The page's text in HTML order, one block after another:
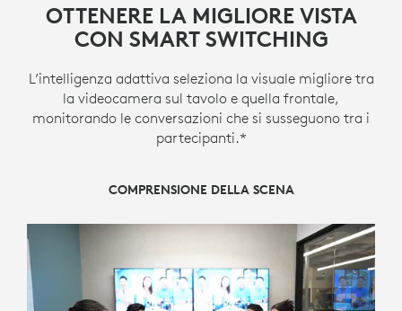
COMPRENSIONE DELLA SCENA
DIRETTORE DELLA SCENA
CAMBIO DELLA CAMERA
OTTENERE LA MIGLIORE VISTA
CON SMART SWITCHING
L’intelligenza adattiva seleziona la visuale migliore tra
la videocamera sul tavolo e quella frontale,
monitorando le conversazioni che si susseguono tra i
partecipanti.*